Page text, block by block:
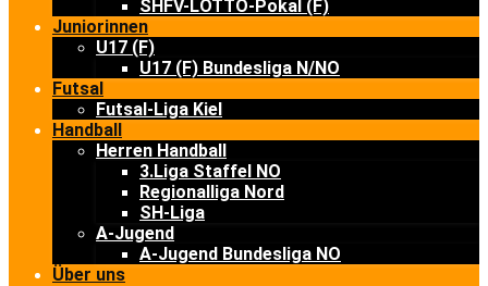
SHFV-LOTTO-Pokal (F)
Juniorinnen
U17 (F)
U17 (F) Bundesliga N/NO
Futsal
Futsal-Liga Kiel
Handball
Herren Handball
3.Liga Staffel NO
Regionalliga Nord
SH-Liga
A-Jugend
A-Jugend Bundesliga NO
Über uns